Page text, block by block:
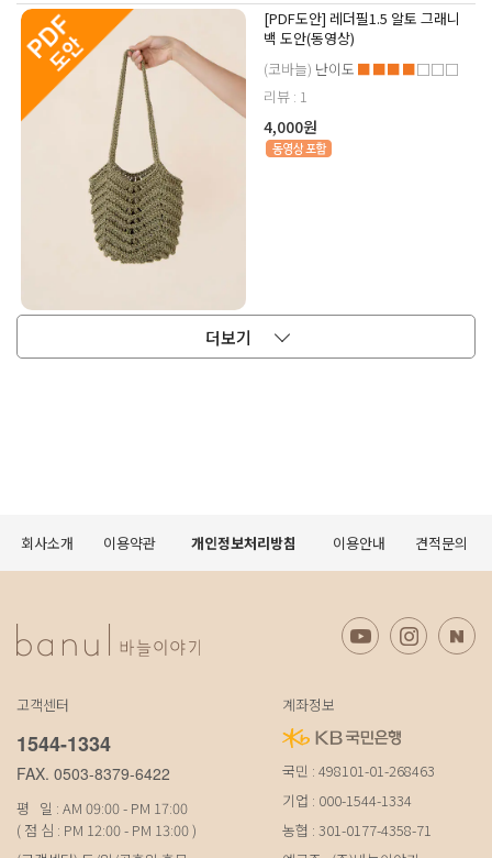
[PDF도안] 레더필1.5 알토 그래니
백 도안(동영상)
(코바늘) 난이도 ■■■■□□□
리뷰 : 1
4,000원
더보기
회사소개 이용약관 개인정보처리방침 이용안내 견적문의
고객센터
1544-1334
FAX. 0503-8379-6422
평 일 : AM 09:00 - PM 17:00
( 점 심 : PM 12:00 - PM 13:00 )
계좌정보
국민 : 498101-01-268463
기업 : 000-1544-1334
농협 : 301-0177-4358-71